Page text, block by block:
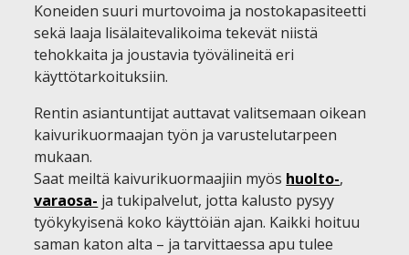
Koneiden suuri murtovoima ja nostokapasiteetti
sekä laaja lisälaitevalikoima tekevät niistä
tehokkaita ja joustavia työvälineitä eri
käyttötarkoituksiin.
Rentin asiantuntijat auttavat valitsemaan oikean
kaivurikuormaajan työn ja varustelutarpeen
mukaan.
Saat meiltä kaivurikuormaajiin myös huolto-,
varaosa- ja tukipalvelut, jotta kalusto pysyy
työkykyisenä koko käyttöiän ajan. Kaikki hoituu
saman katon alta – ja tarvittaessa apu tulee